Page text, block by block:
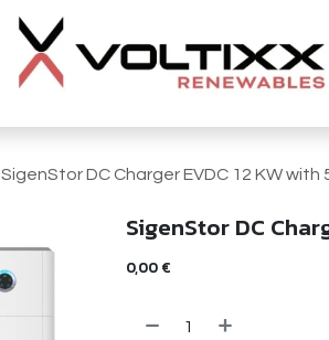
SigenStor DC Charger EVDC 12 KW with
SigenStor DC
0,00€